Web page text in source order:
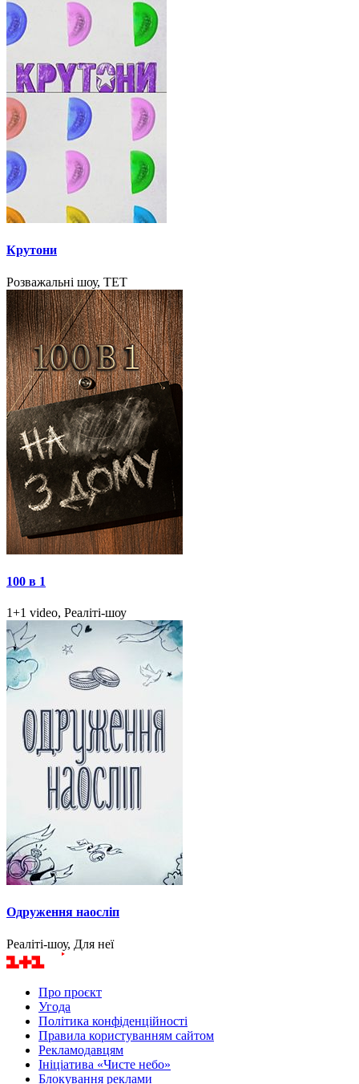
Крутони
Розважальні шоу, ТЕТ
100 в 1
1+1 video, Реаліті-шоу
Одруження наосліп
Реаліті-шоу, Для неї
Про проєкт
Угода
Політика конфіденційності
Правила користуванням сайтом
Рекламодавцям
Ініціатива «Чисте небо»
Блокування реклами